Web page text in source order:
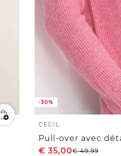
-30%
CECIL
Pull-over avec
€ 35,00€49,99